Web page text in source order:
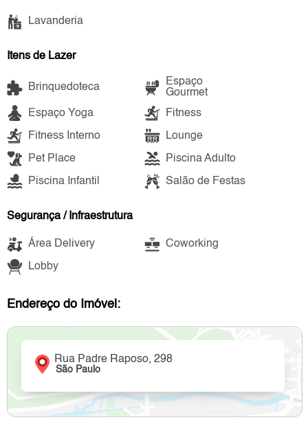
Lavanderia
Itens de Lazer
Brinquedoteca
Espaço
Gourmet
Espaço Yoga
Fitness
Fitness Interno Lounge
Pet Place Piscina Adulto
Piscina Infantil Salão de Festas
Segurança / Infraestrutura
Área Delivery Coworking
Lobby
Endereço do Imóvel:
Rua Padre Raposo, 298
São Paulo